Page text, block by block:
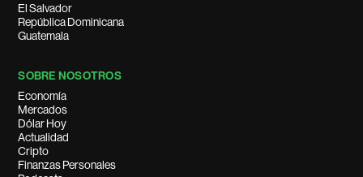
El Salvador
República Dominicana
Guatemala
SOBRE NOSOTROS
Economía
Mercados
Dólar Hoy
Actualidad
Cripto
Finanzas Personales